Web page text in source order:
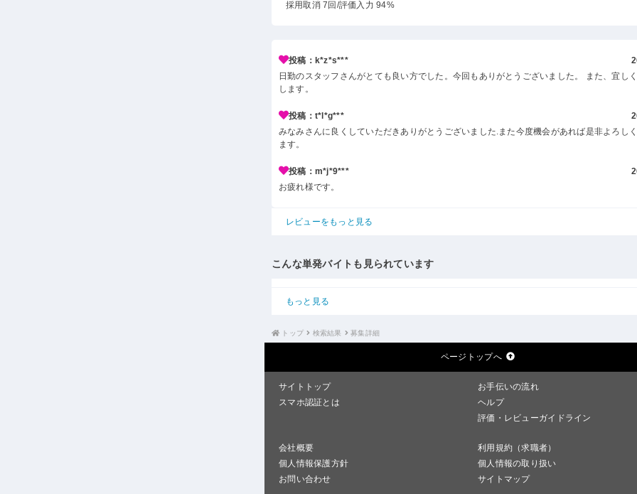
採用取消 7回 /評価入力 94%
投稿：k*z*s***
日勤のスタッフさんがとても良い方でした。今回もありがとうございました。 また、宜し
します。
投稿：t*l*g***
みなみさんに良くしていただきありがとうございました.また今度機会があれば是非よろし
ます。
投稿：m*j*9***
お疲れ様です。
レビューをもっと見る
こんな単発バイトも見られています
もっと見る
トップ 検索結果 募集詳細
ページトップへ
サイトトップ
お手伝いの流れ
スマホ認証とは
ヘルプ
評価・レビューガイドライン
会社概要
利用規約（求職者）
個人情報保護方針
個人情報の取り扱い
お問い合わせ
サイトマップ